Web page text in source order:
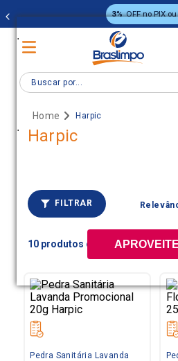
.
.
3%OFF no PIX
Buscar por...
Harpic
Harpic
FILTRAR
10
Pedra Sanitária Lavanda